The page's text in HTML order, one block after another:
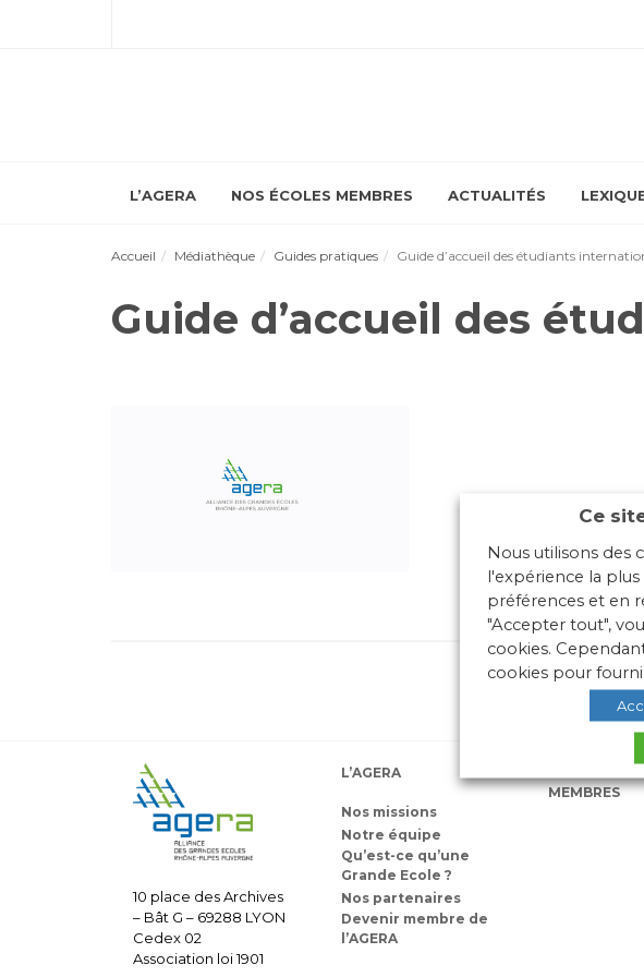
L’AGERA NOS ÉCOLES MEMBRES ACTUALITÉS
Accueil Médiathèque Guides pratiques Guide d’accueil des étudiants
Guide d’accueil des
10 place des Archives
– Bât G – 69288 LYON
Cedex 02
Association loi 1901
L’AGERA
Nos missions
Notre équipe
Qu’est-ce qu’une
Grande Ecole ?
Nos partenaires
Devenir membre de
l’AGERA
MEMBRES
Ce
Nous utilisons des
l'expérience la
préférences et en
"Accepter tout",
cookies.
cookies pour